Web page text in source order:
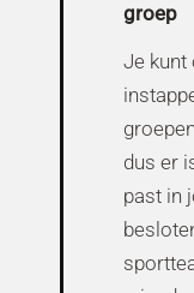
groep
Je kunt
dus er
past in